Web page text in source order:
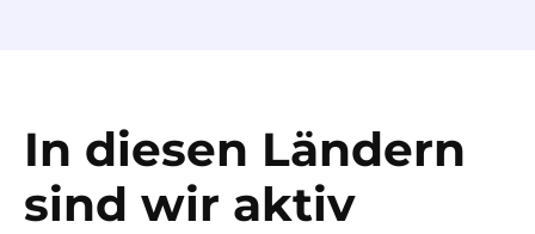
In diesen Ländern
sind wir aktiv